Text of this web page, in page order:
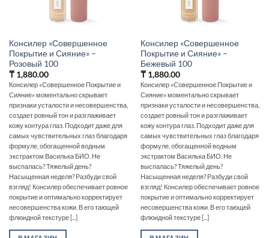
Консилер «Совершенное
Покрытие и Сияние» –
Розовый 100
₸1,880.00
Консилер «Совершенное Покрытие и
Сияние» моментально скрывает
признаки усталости и несовершенства,
создает ровный тон и разглаживает
кожу контура глаз. Подходит даже для
самых чувствительных глаз благодаря
формуле, обогащенной водным
экстрактом Василька БИО. Не
выспалась? Тяжелый день?
Насыщенная неделя? Разбуди свой
взгляд! Консилер обеспечивает ровное
покрытие и оптимально корректирует
несовершенства кожи. В его тающей
флюидной текстуре [...]
Консилер «Совершенное
Покрытие и Сияние» –
Бежевый 100
₸1,880.00
Консилер «Совершенное Покрытие и
Сияние» моментально скрывает
признаки усталости и несовершенства,
создает ровный тон и разглаживает
кожу контура глаз. Подходит даже для
самых чувствительных глаз благодаря
формуле, обогащенной водным
экстрактом Василька БИО. Не
выспалась? Тяжелый день?
Насыщенная неделя? Разбуди свой
взгляд! Консилер обеспечивает ровное
покрытие и оптимально корректирует
несовершенства кожи. В его тающей
флюидной текстуре [...]